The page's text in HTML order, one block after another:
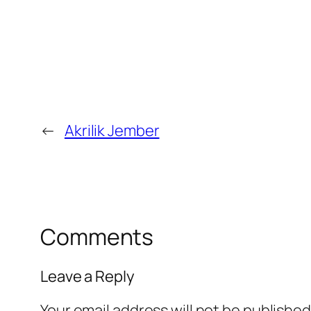
← Akrilik Jember
Comments
Leave a Reply